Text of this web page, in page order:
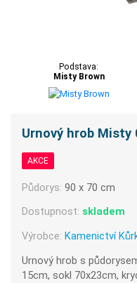
Podstava:
Misty Brown
Urnový hrob Misty
AKCE
Půdorys:90 x 70 cm
Dostupnost: skladem
Výrobce:Kamenictví
Urnový hrob s
15cm, sokl 70x23cm,